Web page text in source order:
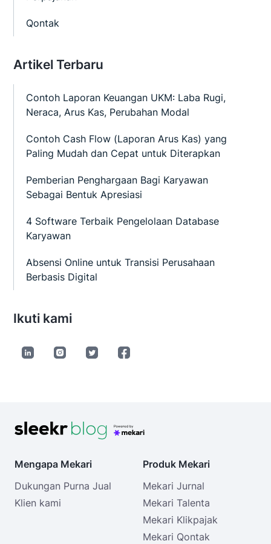
Qontak
Artikel Terbaru
Contoh Laporan Keuangan UKM: Laba Rugi,
Neraca, Arus Kas, Perubahan Modal
Contoh Cash Flow (Laporan Arus Kas) yang
Paling Mudah dan Cepat untuk Diterapkan
Pemberian Penghargaan Bagi Karyawan
Sebagai Bentuk Apresiasi
4 Software Terbaik Pengelolaan Database
Karyawan
Absensi Online untuk Transisi Perusahaan
Berbasis Digital
Ikuti kami
Mengapa Mekari
Dukungan Purna Jual
Klien kami
Produk Mekari
Mekari Jurnal
Mekari Talenta
Mekari Klikpajak
Mekari Qontak